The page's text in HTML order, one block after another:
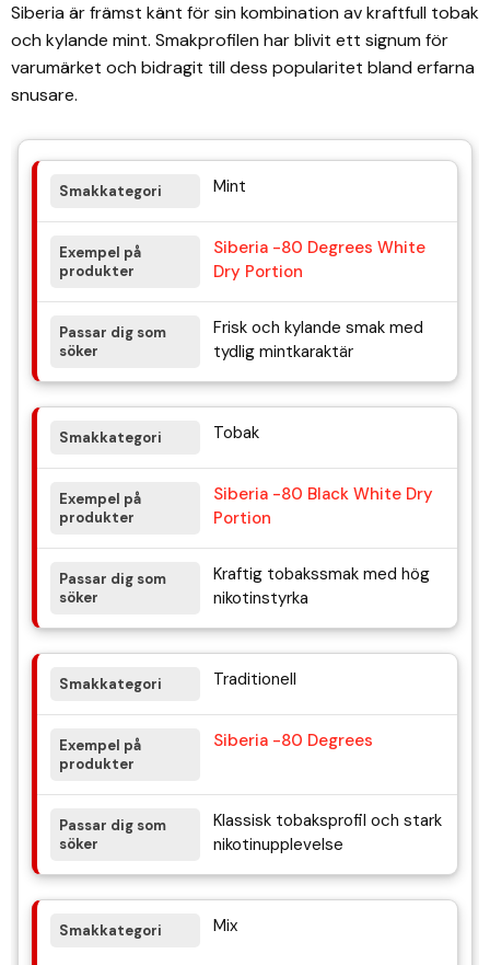
Siberia är främst känt för sin kombination av kraftfull tobak
och kylande mint. Smakprofilen har blivit ett signum för
varumärket och bidragit till dess popularitet bland erfarna
snusare.
Mint
Siberia -80 Degrees White
Dry Portion
Frisk och kylande smak med
tydlig mintkaraktär
Tobak
Siberia -80 Black White Dry
Portion
Kraftig tobakssmak med hög
nikotinstyrka
Traditionell
Siberia -80 Degrees
Klassisk tobaksprofil och stark
nikotinupplevelse
Mix